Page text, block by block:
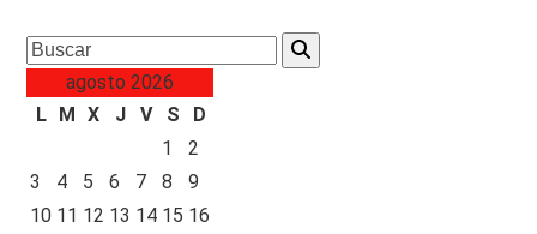
Search
agosto 2026
L M X J V S
D
1
2
3
4 5 6 7 8
9
10 11 12 13 14 15 16